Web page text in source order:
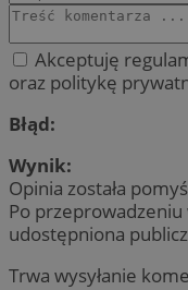
Akceptuję
oraz politykę
Błąd:
Wynik:
Opinia została
Po
udostępniona
Trwa wysyłanie